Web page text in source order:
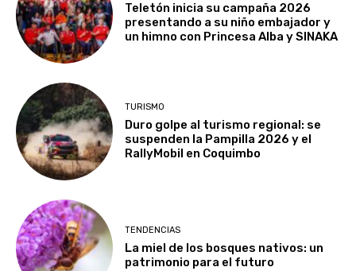
Teletón inicia su campaña 2026
presentando a su niño embajador y
un himno con Princesa Alba y SINAKA
TURISMO
Duro golpe al turismo regional: se
suspenden la Pampilla 2026 y el
RallyMobil en Coquimbo
TENDENCIAS
La miel de los bosques nativos: un
patrimonio para el futuro